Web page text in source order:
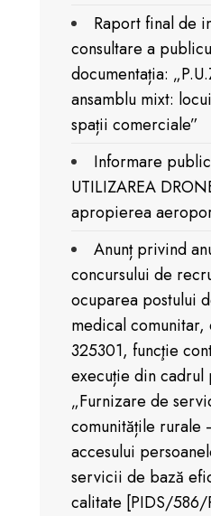
Raport final de
consultare a
documentația:
ansamblu mixt:
spații comerciale”
Informare
UTILIZAREA
apropierea
Anunț privind
concursului de
ocuparea postului
medical comunitar,
325301, funcţie
execuție din
„Furnizare de
comunitățile rurale
accesului
servicii de bază
calitate [PIDS/